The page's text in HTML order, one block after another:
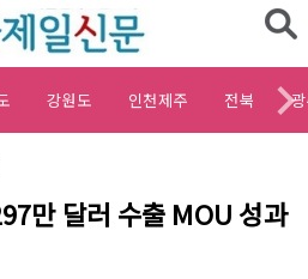
강원도 인천제주 전북
만 달러 수출 MOU 성과